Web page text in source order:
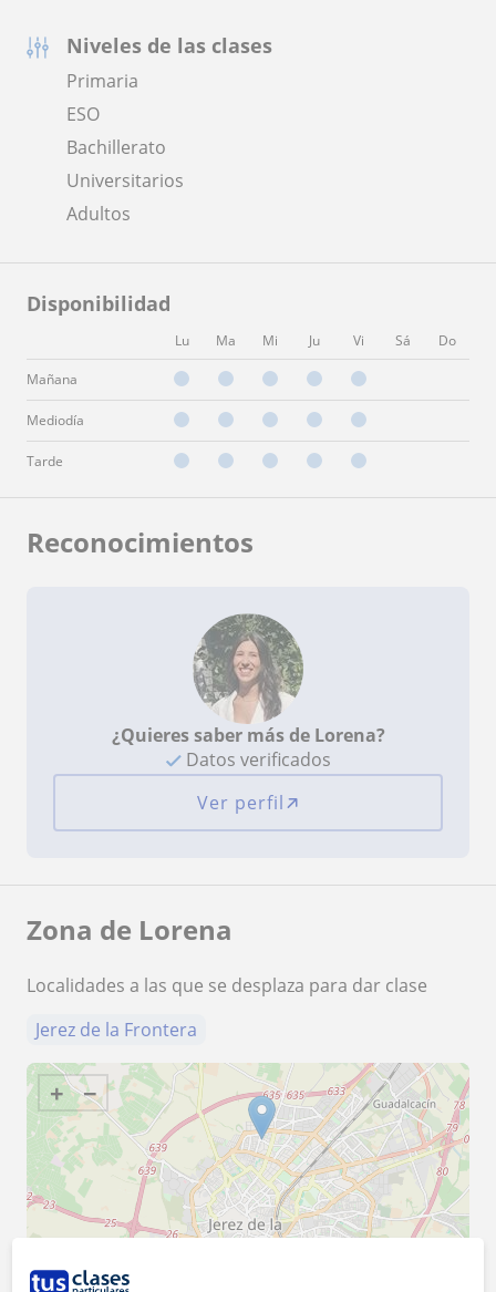
Niveles de las clases
Primaria
ESO
Bachillerato
Universitarios
Adultos
Disponibilidad
Lu Ma Mi Ju Vi Sá Do
Mañana
Mediodía
Tarde
Reconocimientos
¿Quieres saber más de Lorena?
Datos verificados
Ver perfil
Zona de Lorena
Localidades a las que se desplaza para dar clase
Jerez de la Frontera
+ −
1 mi